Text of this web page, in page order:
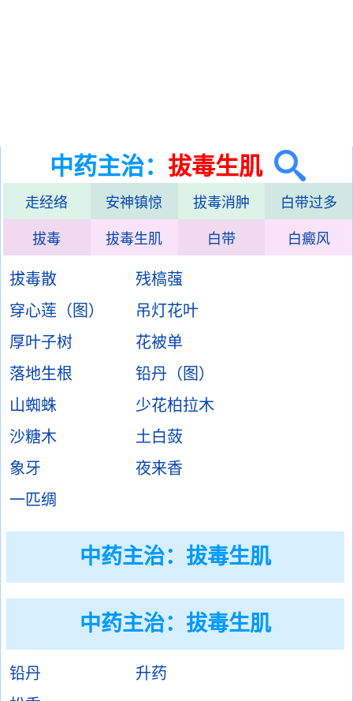
中药主治： 拔毒生肌
走经络 安神镇惊 拔毒消肿 白带过多
拔毒 拔毒生肌 白带 白癜风
拔毒散
残槁蔃
穿心莲（图）
吊灯花叶
厚叶子树
花被单
落地生根
铅丹（图）
山蜘蛛
少花柏拉木
沙糖木
土白蔹
象牙
夜来香
一匹绸
中药主治： 拔毒生肌
中药主治：拔毒生肌
铅丹
升药